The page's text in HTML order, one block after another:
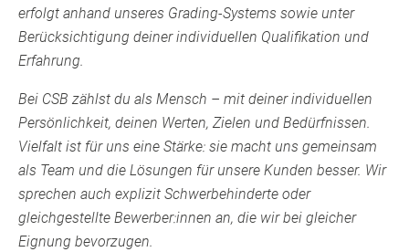
erfolgt anhand unseres Grading-Systems sowie unter
Berücksichtigung deiner individuellen Qualifikation und
Erfahrung.
Bei CSB zählst du als Mensch – mit deiner individuellen
Persönlichkeit, deinen Werten, Zielen und Bedürfnissen.
Vielfalt ist für uns eine Stärke: sie macht uns gemeinsam
als Team und die Lösungen für unsere Kunden besser. Wir
sprechen auch explizit Schwerbehinderte oder
gleichgestellte Bewerber:innen an, die wir bei gleicher
Eignung bevorzugen.